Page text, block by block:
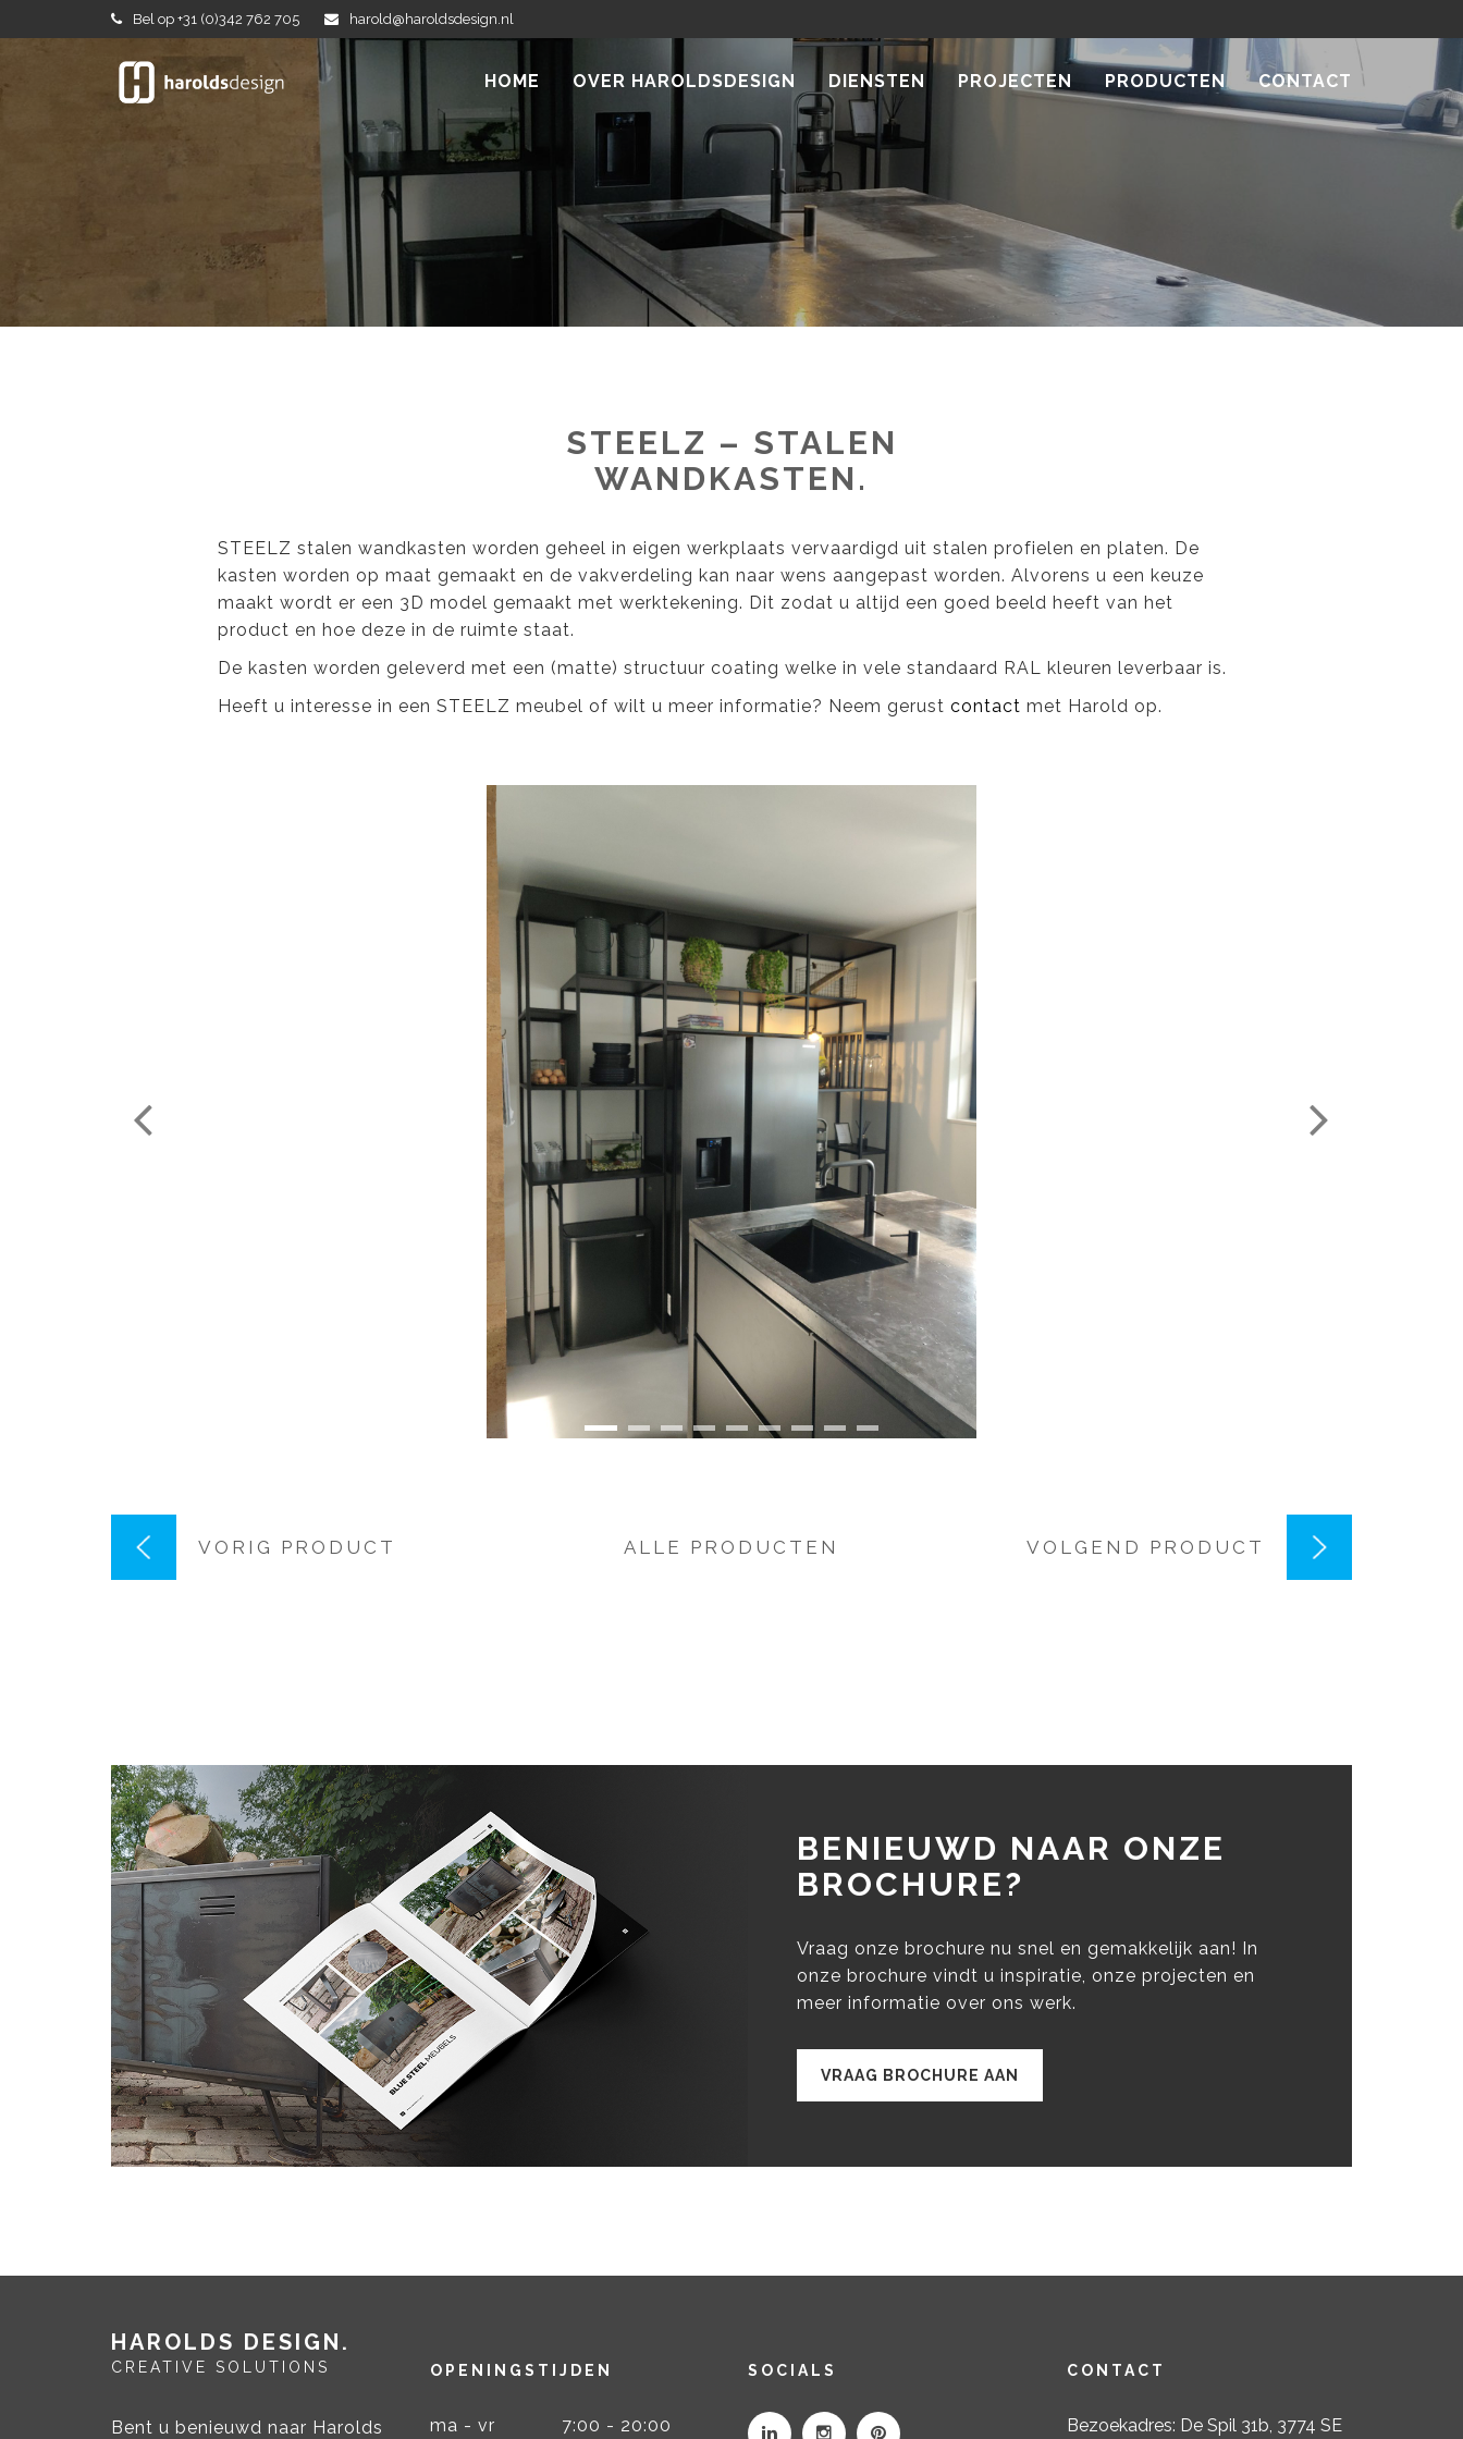
Bel op +31 (0)342 762 705 harold@haroldsdesign.nl
HOME OVER HAROLDSDESIGN DIENSTEN PROJECTEN PRODUCTEN CONTACT
STEELZ – STALEN
WANDKASTEN
STEELZ stalen wandkasten worden geheel in eigen werkplaats vervaardigd uit stalen profielen en platen. De
kasten worden op maat gemaakt en de vakverdeling kan naar wens aangepast worden. Alvorens u een keuze
maakt wordt er een 3D model gemaakt met werktekening. Dit zodat u altijd een goed beeld heeft van het
product en hoe deze in de ruimte staat.
De kasten worden geleverd met een (matte) structuur coating welke in vele standaard RAL kleuren leverbaar is.
Heeft u interesse in een STEELZ meubel of wilt u meer informatie? Neem gerust contact met Harold op.
VORIG PRODUCT ALLE PRODUCTEN VOLGEND PRODUCT
BENIEUWD NAAR ONZE
BROCHURE?
Vraag onze brochure nu snel en gemakkelijk aan! In
onze brochure vindt u inspiratie, onze projecten en
meer informatie over ons werk.
VRAAG BROCHURE AAN
HAROLDS DESIGN
CREATIVE SOLUTIONS
Bent u benieuwd naar Harolds
OPENINGSTIJDEN
ma - vr 7:00 - 20:00
SOCIALS CONTACT
Bezoekadres: De Spil 31b, 3774 SE